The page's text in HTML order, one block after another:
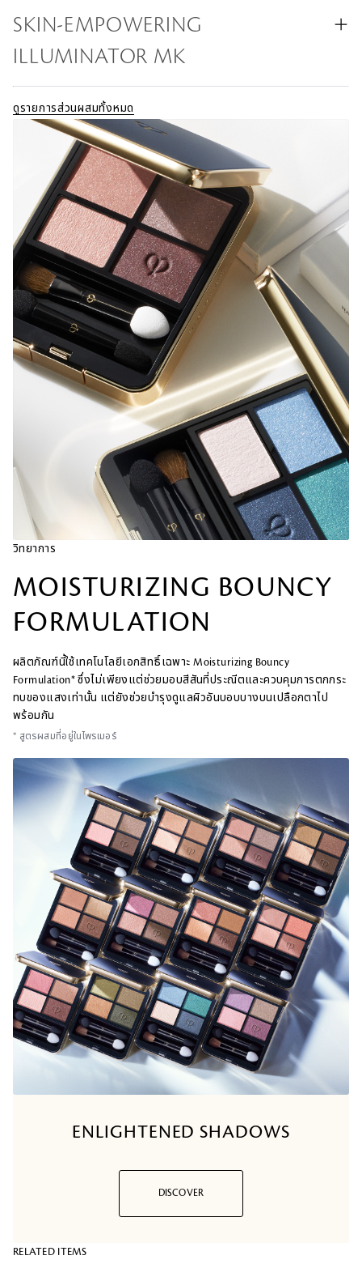
SKIN-EMPOWERING
ILLUMINATOR MK
ดูรายการส่วนผสมทั้งหมด
วิทยาการ
MOISTURIZING BOUNCY
FORMULATION
ผลิตภัณฑ์นี้ใช้เทคโนโลยีเอกสิทธิ์เฉพาะ Moisturizing Bouncy
Formulation* ซึ่งไม่เพียงแต่ช่วยมอบสีสันที่ประณีตและควบคุมการตกกระ
ทบของแสงเท่านั้น แต่ยังช่วยบำรุงดูแลผิวอันบอบบางบนเปลือกตาไป
พร้อมกัน
​* สูตรผสมที่อยู่ในไพรเมอร์
ENLIGHTENED SHADOWS
DISCOVER
RELATED ITEMS